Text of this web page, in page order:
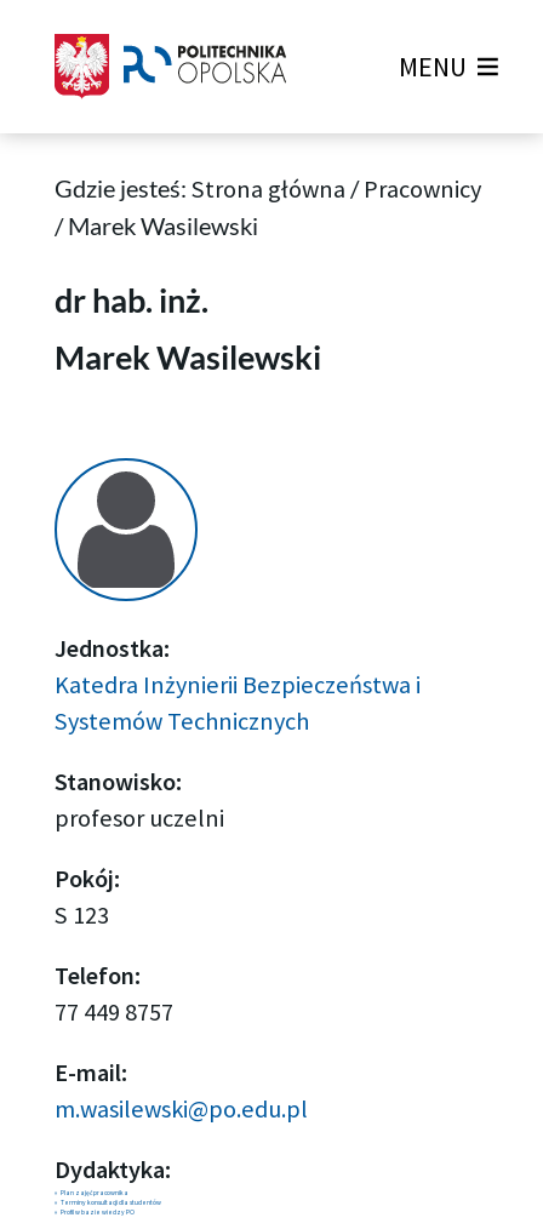
MENU
Gdzie jesteś: Strona główna / Pracownicy
/Marek Wasilewski
dr hab. inż.
Marek Wasilewski
Jednostka:
Katedra Inżynierii Bezpieczeństwa i
Systemów Technicznych
Stanowisko:
profesor uczelni
Pokój:
S 123
Telefon:
77 449 8757
E-mail:
m.wasilewski@po.edu.pl
Dydaktyka:
Plan zajęć pracownika
Terminy konsultacji dla studentów
Profil w bazie wiedzy PO